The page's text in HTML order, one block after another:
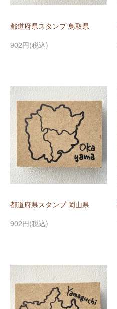
都道府県スタンプ 鳥取県
902円(税込)
都道府県スタンプ 岡山県
902円(税込)